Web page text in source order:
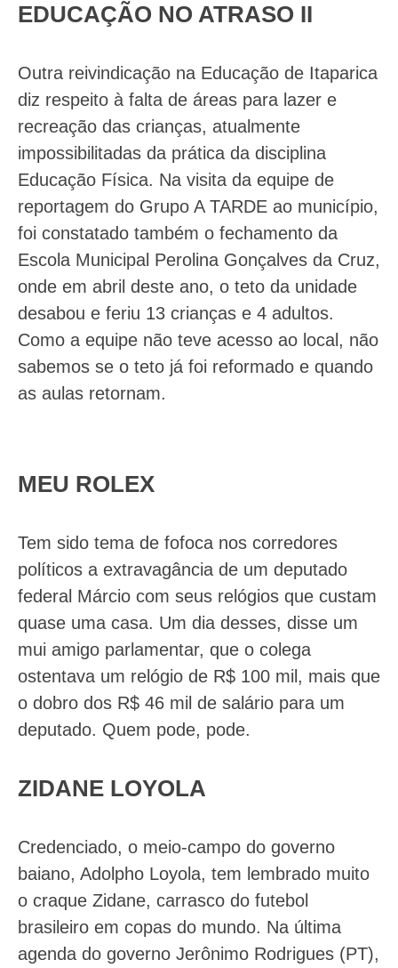
EDUCAÇÃO NO ATRASO II
Outra reivindicação na Educação de Itaparica
diz respeito à falta de áreas para lazer e
recreação das crianças, atualmente
impossibilitadas da prática da disciplina
Educação Física. Na visita da equipe de
reportagem do Grupo A TARDE ao município,
foi constatado também o fechamento da
Escola Municipal Perolina Gonçalves da Cruz,
onde em abril deste ano, o teto da unidade
desabou e feriu 13 crianças e 4 adultos.
Como a equipe não teve acesso ao local, não
sabemos se o teto já foi reformado e quando
as aulas retornam.
MEU ROLEX
Tem sido tema de fofoca nos corredores
políticos a extravagância de um deputado
federal Márcio com seus relógios que custam
quase uma casa. Um dia desses, disse um
mui amigo parlamentar, que o colega
ostentava um relógio de R$ 100 mil, mais que
o dobro dos R$ 46 mil de salário para um
deputado. Quem pode, pode.
ZIDANE LOYOLA
Credenciado, o meio-campo do governo
baiano, Adolpho Loyola, tem lembrado muito
o craque Zidane, carrasco do futebol
brasileiro em copas do mundo. Na última
agenda do governo Jerônimo Rodrigues (PT),